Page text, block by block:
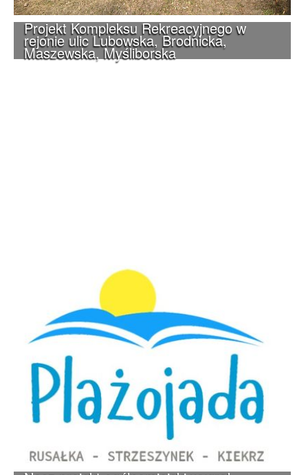
Projekt Kompleksu Rekreacyjnego w
rejonie ulic Lubowska, Brodnicka,
Maszewska, Myśliborska